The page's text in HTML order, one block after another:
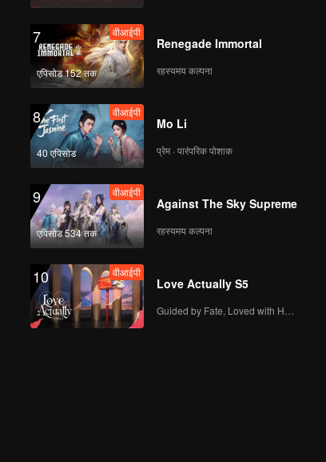
7
एपिसोड 152 तक
वीआईपी
Renegade Immortal
रहस्यमय कल्पना
8
40 एपिसोड
वीआईपी
Mo Li
प्रेम · पारंपरिक पोशाक
9
एपिसोड 534 तक
वीआईपी
Against The Sky Supreme
रहस्यमय कल्पना
10 वीआईपी
Love Actually S5